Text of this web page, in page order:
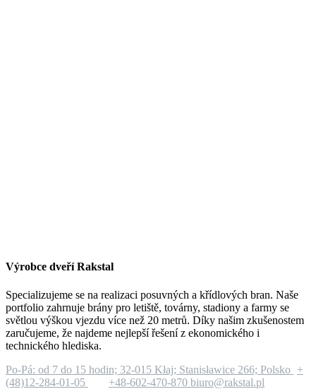
Výrobce dveří Rakstal
Specializujeme se na realizaci posuvných a křídlových bran. Naše
portfolio zahrnuje brány pro letiště, továrny, stadiony a farmy se
světlou výškou vjezdu více než 20 metrů. Díky našim zkušenostem
zaručujeme, že najdeme nejlepší řešení z ekonomického i
technického hlediska.
Po-Pá: od 7 do 15 hodin; 32-015 Kłaj; Stanisławice 266; Polsko +
(48)12-284-01-05
+48-602-470-870 biuro@rakstal.pl